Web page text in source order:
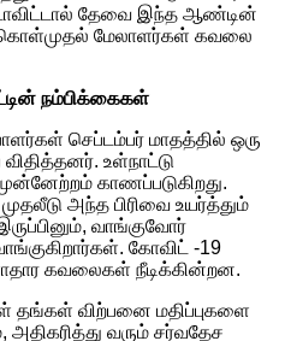
தேவை இந்த ஆண்டின்
கொள்முதல் மேலாளர்கள் கவலை
நம்பிக்கைகள்
செப்டம்பர் மாதத்தில் ஒரு
உள்நாட்டு
காணப்படுகிறது.
அந்த பிரிவை உயர்த்தும்
வாங்குவோர்
கோவிட் -19
கவலைகள் நீடிக்கின்றன.
தங்கள் விற்பனை மதிப்புகளை
அதிகரித்து வரும் சர்வதேச